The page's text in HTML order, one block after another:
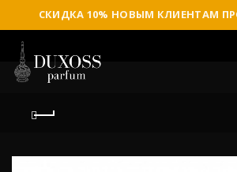
СКИДКА 10% НОВЫМ КЛИЕНТАМ